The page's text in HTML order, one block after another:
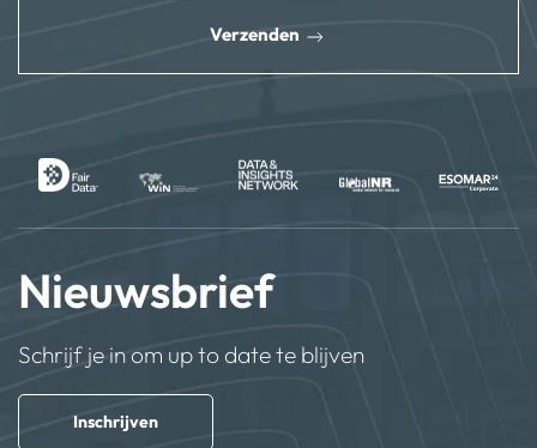
Verzenden
Nieuwsbrief
Schrijf je in om up to date te blijven
Inschrijven